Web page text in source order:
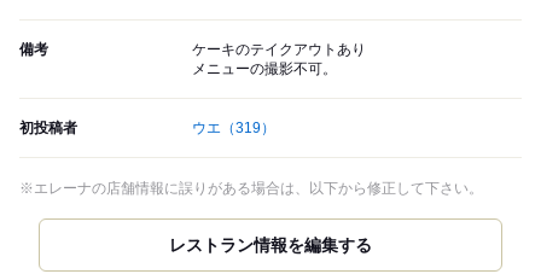
備考
ケーキのテイクアウトあり
メニューの撮影不可。
初投稿者 ウエ （319）
※エレーナの店舗情報に誤りがある場合は、以下から修正して下さい。